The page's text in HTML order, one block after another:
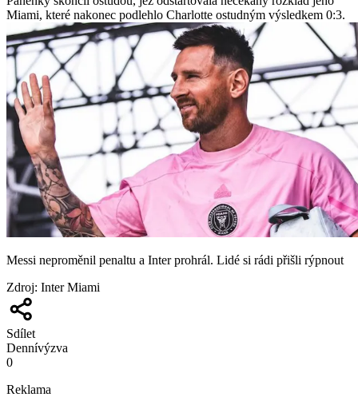
Miami, které nakonec podlehlo Charlotte ostudným výsledkem 0:3.
Messi neproměnil penaltu a Inter prohrál. Lidé si rádi přišli rýpnout
Zdroj: Inter Miami
Sdílet
Dennívýzva
0
Reklama